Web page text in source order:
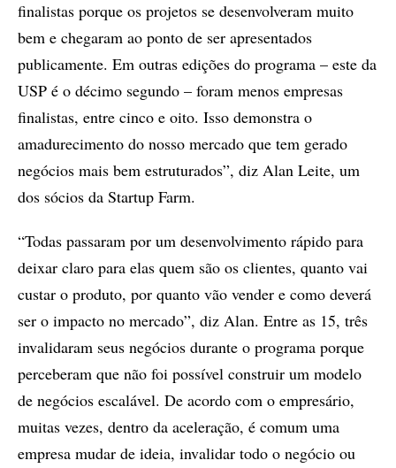
finalistas porque os projetos se desenvolveram muito
bem e chegaram ao ponto de ser apresentados
publicamente. Em outras edições do programa – este da
USP é o décimo segundo – foram menos empresas
finalistas, entre cinco e oito. Isso demonstra o
amadurecimento do nosso mercado que tem gerado
negócios mais bem estruturados”, diz Alan Leite, um
dos sócios da Startup Farm.
“Todas passaram por um desenvolvimento rápido para
deixar claro para elas quem são os clientes, quanto vai
custar o produto, por quanto vão vender e como deverá
ser o impacto no mercado”, diz Alan. Entre as 15, três
invalidaram seus negócios durante o programa porque
perceberam que não foi possível construir um modelo
de negócios escalável. De acordo com o empresário,
muitas vezes, dentro da aceleração, é comum uma
empresa mudar de ideia, invalidar todo o negócio ou